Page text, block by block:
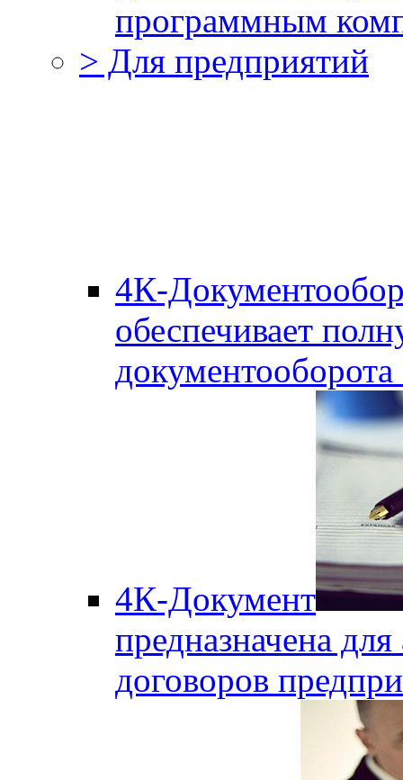
программным
> Для предприятий
4К-
обеспечивает
4К-Документ
предназначена
договоров